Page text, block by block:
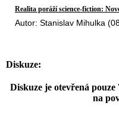
Realita poráží science-fiction:
Autor: Stanislav Mihulka
Diskuze:
Diskuze je otevřená
na